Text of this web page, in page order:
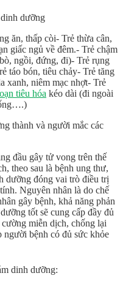
dưỡng
ăn, thấp còi- Trẻ thừa cân,
giấc ngủ về đêm.- Trẻ chậm
ngồi, đứng, đi)- Trẻ rụng
táo bón, tiêu chảy- Trẻ tăng
xanh, niêm mạc nhợt- Trẻ
tiêu hóa kéo dài (đi ngoài
thành và người mắc các
đầu gây tử vong trên thế
theo sau là bệnh ung thư,
dưỡng đóng vai trò điều trị
Nguyên nhân là do chế
gây bệnh, khả năng phản
tốt sẽ cung cấp đầy đủ
miễn dịch, chống lại
người bệnh có đủ sức khỏe
dinh dưỡng: